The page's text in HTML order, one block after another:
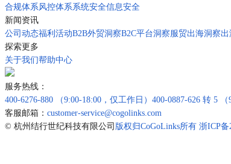
合规体系 风控体系 系统安全信息安全
新闻资讯
公司动态福利活动B2B外贸洞察B2C平台洞察 服贸出海洞察
探索更多
关于我们帮助中心
服务热线：
400-6276-880
（9:00-18:00，仅工作日） 400-0887-626 转 5
客服邮箱： customer-service@cogolinks.com
© 杭州结行世纪科技有限公司 版权归CoGoLinks所有 浙ICP备